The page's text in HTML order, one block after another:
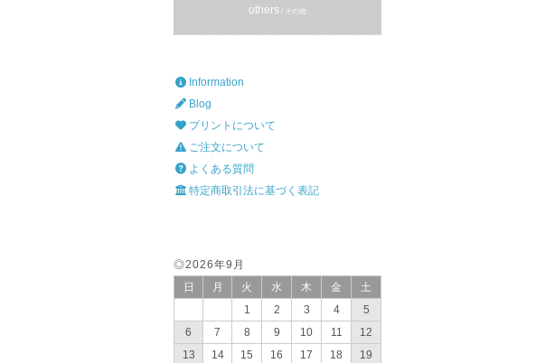
others / その他
Information
Blog
プリントについて
ご注文について
よくある質問
特定商取引法に基づく表記
◎2026年9月
日
月 火 水 木 金
土
1
2 3 4
5
6
7 8 9 10 11
12
13
14 15 16 17 18
19